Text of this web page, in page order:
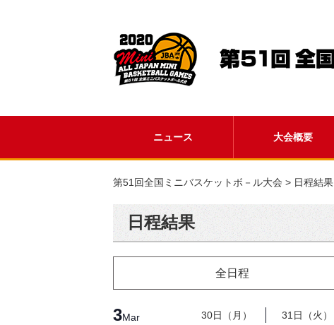
ニュース 大会概要
第51回全国ミニバスケットボ－ル大会 > 日程結果
日程結果
全日程
3Mar 30日（月） 31日（火）